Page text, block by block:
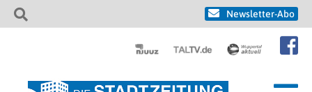
Newsletter-Abo